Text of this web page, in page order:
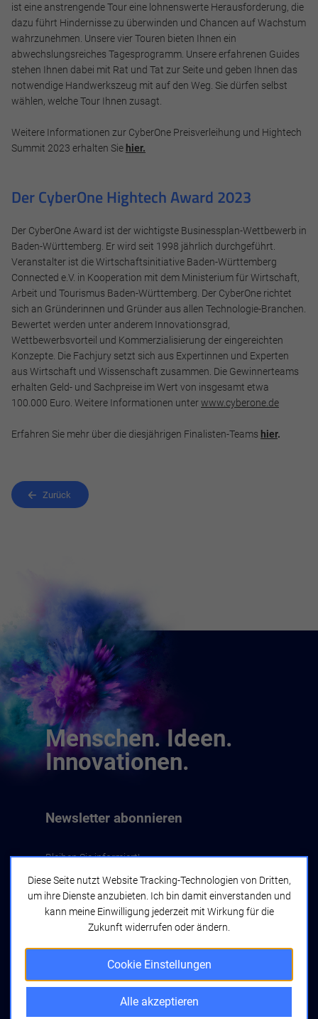
ist eine anstrengende Tour eine lohnenswerte Herausforderung, die
dazu führt Hindernisse zu überwinden und Chancen auf Wachstum
wahrzunehmen. Unsere vier Touren bieten Ihnen ein
abwechslungsreiches Tagesprogramm. Unsere erfahrenen Guides
stehen Ihnen dabei mit Rat und Tat zur Seite und geben Ihnen das
notwendige Handwerkszeug mit auf den Weg. Sie dürfen selbst
wählen, welche Tour Ihnen zusagt.
Weitere Informationen zur CyberOne Preisverleihung und Hightech
Summit 2023 erhalten Siehier.
Der CyberOne Hightech Award 2023
Der CyberOne Award ist der wichtigste Businessplan-Wettbewerb in
Baden-Württemberg. Er wird seit 1998 jährlich durchgeführt.
Veranstalter ist die Wirtschaftsinitiative Baden-Württemberg
Connected e.V. in Kooperation mit dem Ministerium für Wirtschaft,
Arbeit und Tourismus Baden-Württemberg. Der CyberOne richtet
sich an Gründerinnen und Gründer aus allen Technologie-Branchen.
Bewertet werden unter anderem Innovationsgrad,
Wettbewerbsvorteil und Kommerzialisierung der eingereichten
Konzepte. Die Fachjury setzt sich aus Expertinnen und Experten
aus Wirtschaft und Wissenschaft zusammen. Die Gewinnerteams
erhalten Geld- und Sachpreise im Wert von insgesamt etwa
100.000 Euro. Weitere Informationen unterwww.cyberone.de
Erfahren Sie mehr über die diesjährigen Finalisten-Teams hier.
Zurück
Menschen. Ideen.
Innovationen.
Newsletter abonnieren
Bleiben Sie informiert!
Jetzt abonnieren
Diese Seite nutzt Website Tracking-Technologien von Dritten,
um ihre Dienste anzubieten. Ich bin damit einverstanden und
kann meine Einwilligung jederzeit mit Wirkung für die
Zukunft widerrufen oder ändern.
Cookie Einstellungen
Alle akzeptieren